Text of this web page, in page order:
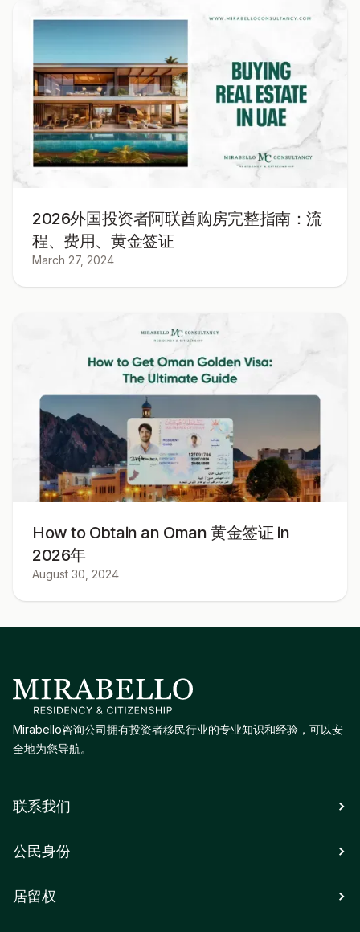
2026外国投资者阿联酋购房完整指南：流
程、费用、黄金签证
March 27, 2024
How to Obtain an Oman 黄金签证 in
2026年
August 30, 2024
Mirabello咨询公司拥有投资者移民行业的专业知识和经验，可以安
全地为您导航。
联系我们
公民身份
居留权